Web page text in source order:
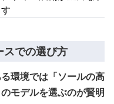
スでの選び方
環境では「ソールの高
モデルを選ぶのが賢明